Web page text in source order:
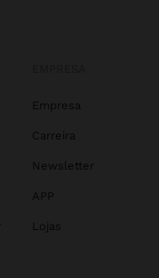
Empresa
Carreira
Newsletter
APP
Lojas